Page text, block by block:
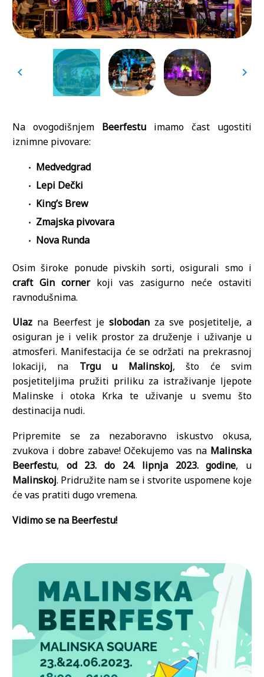
Na ovogodišnjem Beerfestu imamo čast ugostiti
iznimne pivovare:
Medvedgrad
Lepi Dečki
King’s Brew
Zmajska pivovara
Nova Runda
Osim široke ponude pivskih sorti, osigurali smo i
craft Gin cornerkoji vas zasigurno neće ostaviti
ravnodušnima.
Ulaz na Beerfest je slobodan za sve posjetitelje, a
osiguran je i velik prostor za druženje i uživanje u
atmosferi. Manifestacija će se održati na prekrasnoj
lokaciji, na Trgu u Malinskoj, što će svim
posjetiteljima pružiti priliku za istraživanje ljepote
Malinske i otoka Krka te uživanje u svemu što
destinacija nudi.
Pripremite se za nezaboravno iskustvo okusa,
zvukova i dobre zabave! Očekujemo vas na Malinska
Beerfestu, od 23. do 24. lipnja 2023. godine, u
Malinskoj. Pridružite nam se i stvorite uspomene koje
će vas pratiti dugo vremena.
Vidimo se na Beerfestu!